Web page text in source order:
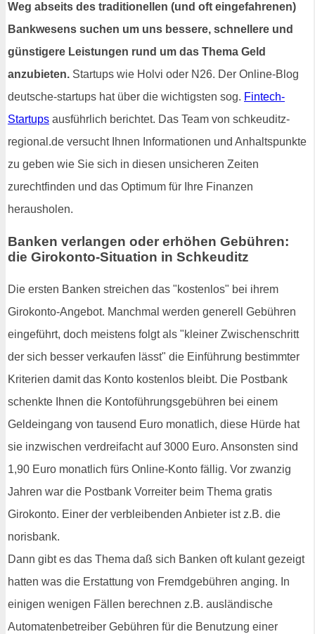
Weg abseits des traditionellen (und oft eingefahrenen)
Bankwesens suchen um uns bessere, schnellere und
günstigere Leistungen rund um das Thema Geld
anzubieten. Startups wie Holvi oder N26. Der Online-Blog
deutsche-startups hat über die wichtigsten sog. Fintech-
Startups ausführlich berichtet. Das Team von schkeuditz-
regional.de versucht Ihnen Informationen und Anhaltspunkte
zu geben wie Sie sich in diesen unsicheren Zeiten
zurechtfinden und das Optimum für Ihre Finanzen
herausholen.
Banken verlangen oder erhöhen Gebühren:
die Girokonto-Situation in Schkeuditz
Die ersten Banken streichen das "kostenlos" bei ihrem
Girokonto-Angebot. Manchmal werden generell Gebühren
eingeführt, doch meistens folgt als "kleiner Zwischenschritt
der sich besser verkaufen lässt" die Einführung bestimmter
Kriterien damit das Konto kostenlos bleibt. Die Postbank
schenkte Ihnen die Kontoführungsgebühren bei einem
Geldeingang von tausend Euro monatlich, diese Hürde hat
sie inzwischen verdreifacht auf 3000 Euro. Ansonsten sind
1,90 Euro monatlich fürs Online-Konto fällig. Vor zwanzig
Jahren war die Postbank Vorreiter beim Thema gratis
Girokonto. Einer der verbleibenden Anbieter ist z.B. die
norisbank.
Dann gibt es das Thema daß sich Banken oft kulant gezeigt
hatten was die Erstattung von Fremdgebühren anging. In
einigen wenigen Fällen berechnen z.B. ausländische
Automatenbetreiber Gebühren für die Benutzung einer